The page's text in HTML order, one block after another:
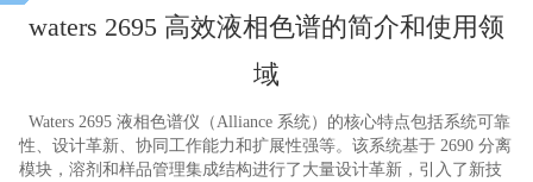
waters 2695 高效液相色谱的简介和使用领
域
Waters 2695 液相色谱仪（Alliance 系统）的核心特点包括系统可靠
性、设计革新、协同工作能力和扩展性强等。该系统基于 2690 分离
模块，溶剂和样品管理集成结构进行了大量设计革新，引入了新技